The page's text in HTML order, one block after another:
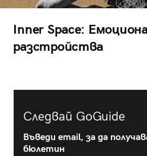
Inner Space:
разстройства
Следвай GoGuide
Въведи email, за да
бюлетин